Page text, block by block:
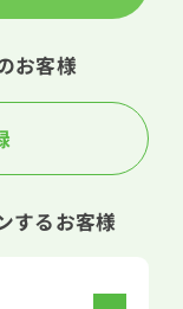
お客様
するお客様